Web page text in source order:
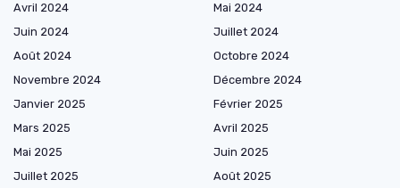
Avril 2024
Mai 2024
Juin 2024
Juillet 2024
Août 2024
Octobre 2024
Novembre 2024
Décembre 2024
Janvier 2025
Février 2025
Mars 2025
Avril 2025
Mai 2025
Juin 2025
Juillet 2025
Août 2025